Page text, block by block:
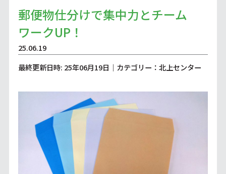
郵便物仕分けで集中力とチーム
ワークUP！
25.06.19
最終更新日時: 25年06月19日｜カテゴリー：北上センター